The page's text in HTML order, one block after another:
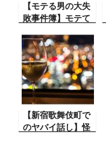
【モテる男の大失
敗事件簿】モテて
るので気を付け
て！！ アホのモテ
男！
【新宿歌舞伎町で
のヤバイ話し】怪